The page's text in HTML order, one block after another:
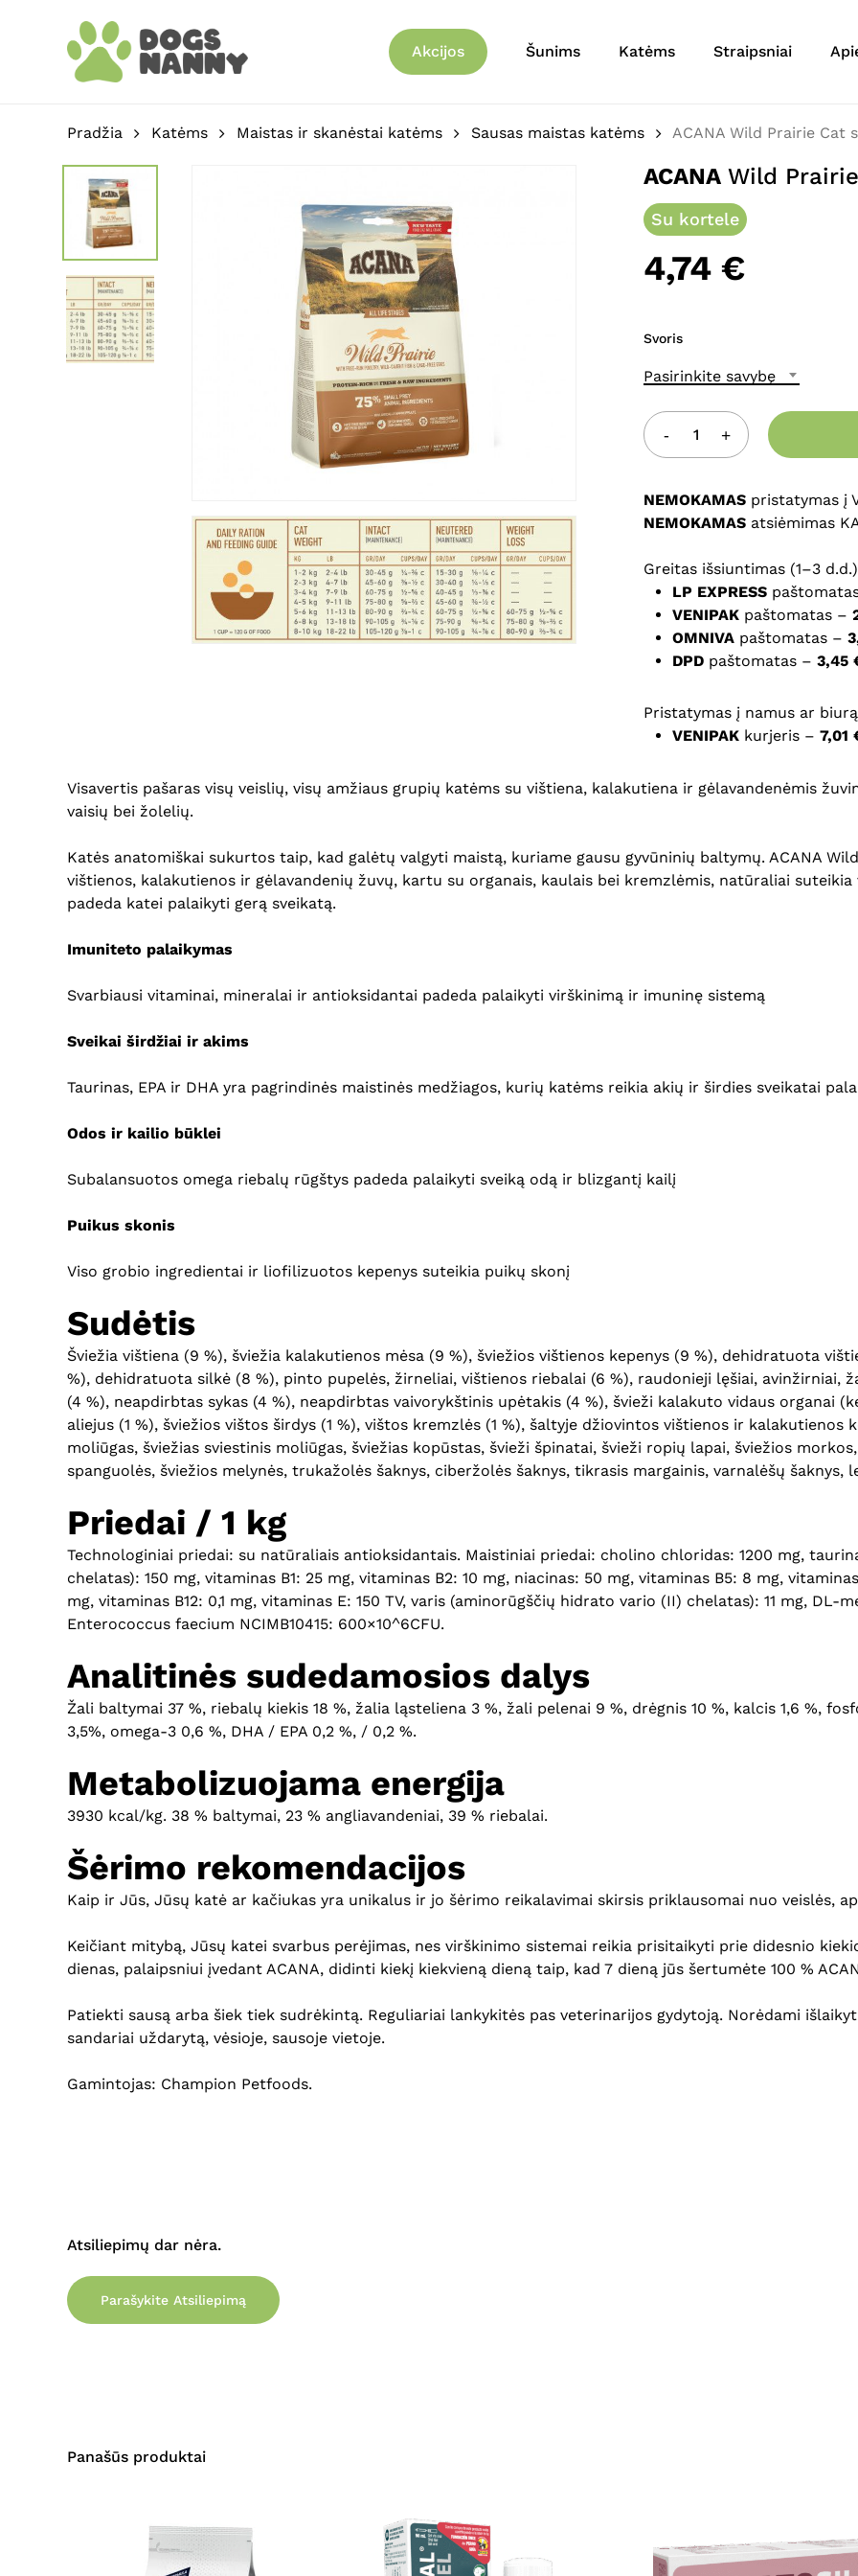
Akcijos Šunims Katėms Straipsniai
Pradžia Katėms Maistas ir skanėstai katėms Sausas maistas katėms ACANA Wild Prairie Cat
ACANA Wild
Su kortele
4,74 €
Svoris
Pasirinkite savybę
NEMOKAMAS pristatymas į
NEMOKAMAS atsiėmimas
Greitas išsiuntimas (1–3
LP EXPRESS
VENIPAK paštomatas –
OMNIVA paštomatas –
DPD paštomatas – 3,45
Pristatymas į namus ar
VENIPAK kurjeris – 7,01
Visavertis pašaras visų veislių, visų amžiaus grupių katėms su vištiena, kalakutiena ir gėlavandenėmis
vaisių bei žolelių.
Katės anatomiškai sukurtos taip, kad galėtų valgyti maistą, kuriame gausu gyvūninių baltymų. ACANA
vištienos, kalakutienos ir gėlavandenių žuvų, kartu su organais, kaulais bei kremzlėmis, natūraliai
padeda katei palaikyti gerą sveikatą.
Imuniteto palaikymas
Svarbiausi vitaminai, mineralai ir antioksidantai padeda palaikyti virškinimą ir imuninę sistemą
Sveikai širdžiai ir akims
Taurinas, EPA ir DHA yra pagrindinės maistinės medžiagos, kurių katėms reikia akių ir širdies sveikatai
Odos ir kailio būklei
Subalansuotos omega riebalų rūgštys padeda palaikyti sveiką odą ir blizgantį kailį
Puikus skonis
Viso grobio ingredientai ir liofilizuotos kepenys suteikia puikų skonį
Sudėtis
Šviežia vištiena (9 %), šviežia kalakutienos mėsa (9 %), šviežios vištienos kepenys (9 %), dehidratuota
%), dehidratuota silkė (8 %), pinto pupelės, žirneliai, vištienos riebalai (6 %), raudonieji lęšiai, avinžirniai,
(4 %), neapdirbtas sykas (4 %), neapdirbtas vaivorykštinis upėtakis (4 %), švieži kalakuto vidaus organai
aliejus (1 %), šviežios vištos širdys (1 %), vištos kremzlės (1 %), šaltyje džiovintos vištienos ir kalakutienos
moliūgas, šviežias sviestinis moliūgas, šviežias kopūstas, švieži špinatai, švieži ropių lapai, šviežios
spanguolės, šviežios melynės, trukažolės šaknys, ciberžolės šaknys, tikrasis margainis, varnalėšų šaknys,
Priedai / 1 kg
Technologiniai priedai: su natūraliais antioksidantais. Maistiniai priedai: cholino chloridas: 1200 mg,
chelatas): 150 mg, vitaminas B1: 25 mg, vitaminas B2: 10 mg, niacinas: 50 mg, vitaminas B5: 8 mg,
mg, vitaminas B12: 0,1 mg, vitaminas E: 150 TV, varis (aminorūgščių hidrato vario (II) chelatas): 11 mg,
Enterococcus faecium NCIMB10415: 600×10^6CFU.
Analitinės sudedamosios dalys
Žali baltymai 37 %, riebalų kiekis 18 %, žalia ląsteliena 3 %, žali pelenai 9 %, drėgnis 10 %, kalcis 1,6 %,
3,5%, omega-3 0,6 %, DHA / EPA 0,2 %, / 0,2 %.
Metabolizuojama energija
3930 kcal/kg. 38 % baltymai, 23 % angliavandeniai, 39 % riebalai.
Šėrimo rekomendacijos
Kaip ir Jūs, Jūsų katė ar kačiukas yra unikalus ir jo šėrimo reikalavimai skirsis priklausomai nuo veislės,
Keičiant mitybą, Jūsų katei svarbus perėjimas, nes virškinimo sistemai reikia prisitaikyti prie didesnio
dienas, palaipsniui įvedant ACANA, didinti kiekį kiekvieną dieną taip, kad 7 dieną jūs šertumėte 100 %
Patiekti sausą arba šiek tiek sudrėkintą. Reguliariai lankykitės pas veterinarijos gydytoją. Norėdami
sandariai uždarytą, vėsioje, sausoje vietoje.
Gamintojas: Champion Petfoods.
Atsiliepimų dar nėra.
Parašykite Atsiliepimą
Panašūs produktai
Būkite pirmas aprašęs
Jūsų atsiliepimas
puslapį, kad jų
komentarą.